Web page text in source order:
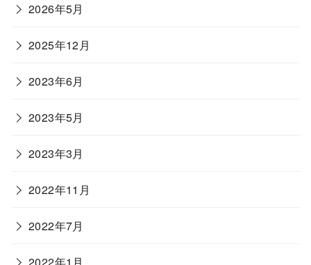
2026年5月
2025年12月
2023年6月
2023年5月
2023年3月
2022年11月
2022年7月